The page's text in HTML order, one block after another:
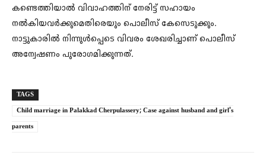
കണ്ടെത്തിയാൽ വിവാഹത്തിന് നേരിട്ട് സഹായം
നൽകിയവർക്കുമെതിരെയും പൊലീസ് കേസെടുക്കും.
നാട്ടുകാരില്‍ നിന്നുള്‍പ്പെടെ വിവരം ശേഖരിച്ചാണ് പൊലീസ്
അന്വേഷണം പുരോഗമിക്കുന്നത്.
TAGS
Child marriage in Palakkad Cherpulassery; Case against husband and girl's
parents